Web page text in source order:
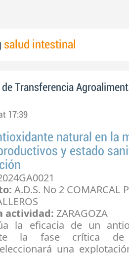
salud intestinal
de Transferencia
17:39
natural en la
y estado
A.D.S. No 2 COMARCAL
actividad: ZARAGOZA
la eficacia de un
la fase crítica de
una